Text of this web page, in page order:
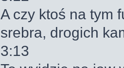
A czy ktoś na tym
srebra, drogich
3:13